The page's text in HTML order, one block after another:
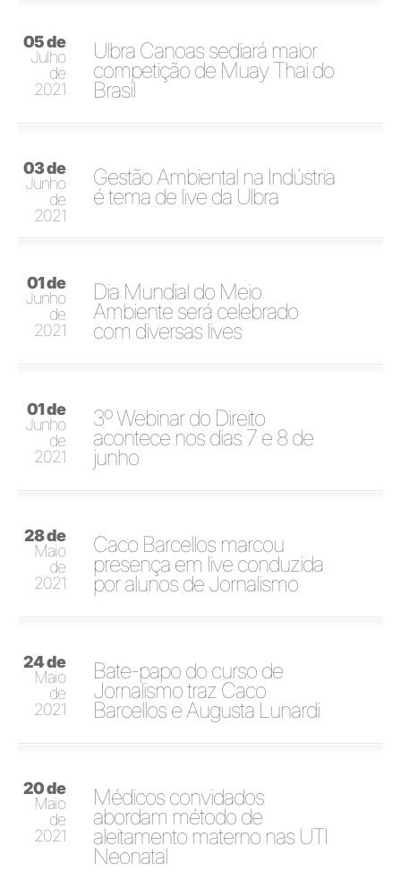
05 de
Julho
de
2021
Ulbra Canoas sediará maior
competição de Muay Thai do
Brasil
03 de
Junho
de
2021
Gestão Ambiental na Indústria
é tema de live da Ulbra
01 de
Junho
de
2021
Dia Mundial do Meio
Ambiente será celebrado
com diversas lives
01 de
Junho
de
2021
3º Webinar do Direito
acontece nos dias 7 e 8 de
junho
28 de
Maio
de
2021
Caco Barcellos marcou
presença em live conduzida
por alunos de Jornalismo
24 de
Maio
de
2021
Bate-papo do curso de
Jornalismo traz Caco
Barcellos e Augusta Lunardi
20 de
Maio
de
2021
Médicos convidados
abordam método de
aleitamento materno nas UTI
Neonatal